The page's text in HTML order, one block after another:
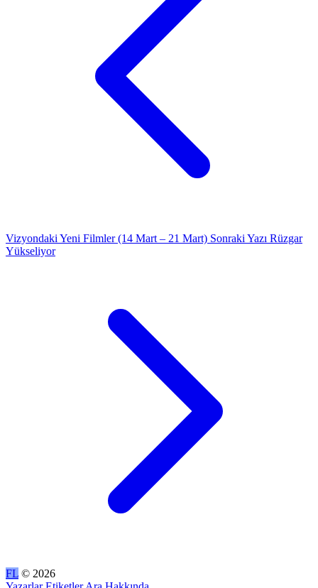
Vizyondaki Yeni Filmler (14 Mart – 21 Mart) Sonraki Yazı Rüzgar
Yükseliyor
FL © 2026